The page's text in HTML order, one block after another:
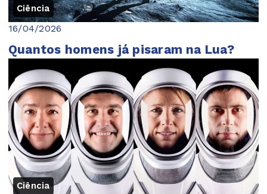
Ciência
16/04/2026
Quantos homens já pisaram na Lua?
Ciência